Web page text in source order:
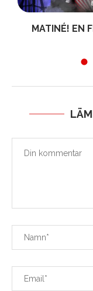
MATINÉ! EN